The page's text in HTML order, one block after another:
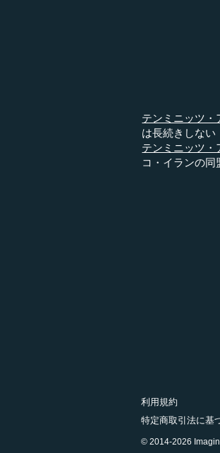
テンミニッツ・
は長続きしない
テンミニッツ・
コ・イランの同
利用規約
特定商取引法に基
© 2014-2026